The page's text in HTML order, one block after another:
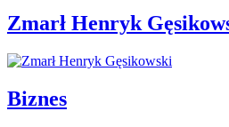
Zmarł Henryk
Biznes